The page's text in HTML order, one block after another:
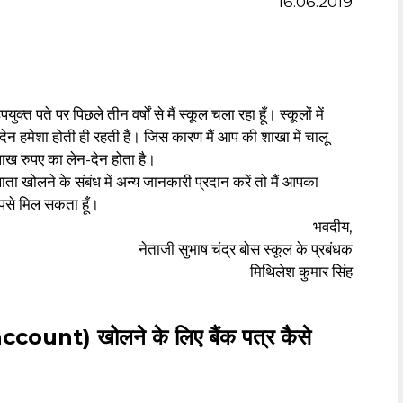
पर पिछले तीन वर्षों से मैं स्कूल चला रहा हूँ। स्कूलों में
होती ही रहती हैं। जिस कारण मैं आप की शाखा में चालू
रुपए का लेन-देन होता है।
के संबंध में अन्य जानकारी प्रदान करें तो मैं आपका
मिल सकता हूँ।
भवदीय,
नेताजी सुभाष चंद्र बोस स्कूल के प्रबंधक
मिथिलेश कुमार सिंह
खोलने के लिए बैंक पत्र कैसे